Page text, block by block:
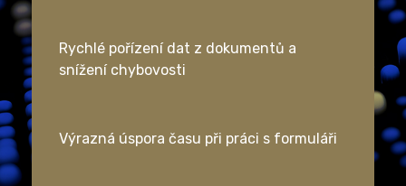
Rychlé pořízení dat z dokumentů a
snížení chybovosti
Výrazná úspora času při práci s formuláři